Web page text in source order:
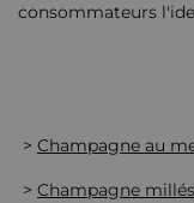
consommateurs
> Champagne au
> Champagne